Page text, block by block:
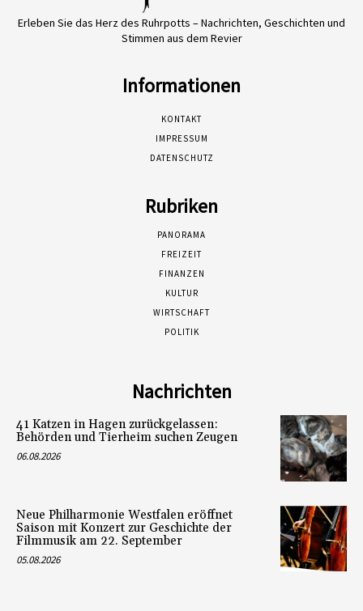
Erleben Sie das Herz des Ruhrpotts – Nachrichten, Geschichten und
Stimmen aus dem Revier
Informationen
KONTAKT
IMPRESSUM
DATENSCHUTZ
Rubriken
PANORAMA
FREIZEIT
FINANZEN
KULTUR
WIRTSCHAFT
POLITIK
Nachrichten
41 Katzen in Hagen zurückgelassen:
Behörden und Tierheim suchen Zeugen
06.08.2026
Neue Philharmonie Westfalen eröffnet
Saison mit Konzert zur Geschichte der
Filmmusik am 22. September
05.08.2026